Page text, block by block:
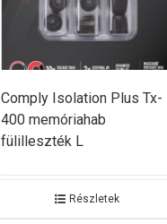
Comply Isolation Plus Tx-
400 memóriahab
fülilleszték L
Részletek